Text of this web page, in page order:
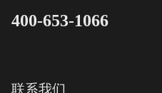
400-653-1066
联系我们